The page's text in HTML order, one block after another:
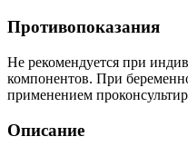
Противопоказания
Не рекомендуется при
компонентов. При
применением
Описание